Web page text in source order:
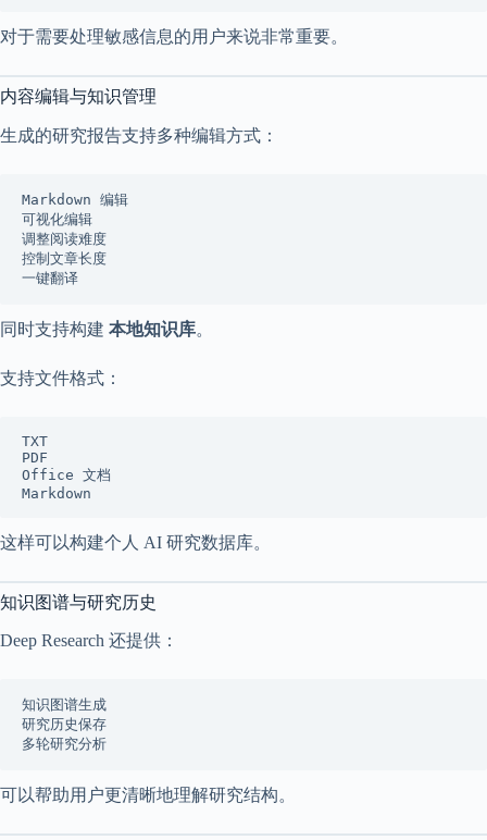
对于需要处理敏感信息的用户来说非常重要。
内容编辑与知识管理
生成的研究报告支持多种编辑方式：
Markdown 编辑
可视化编辑
调整阅读难度
控制文章长度
一键翻译
同时支持构建 本地知识库。
支持文件格式：
TXT
PDF
Office 文档
Markdown
这样可以构建个人 AI 研究数据库。
知识图谱与研究历史
Deep Research 还提供：
知识图谱生成
研究历史保存
多轮研究分析
可以帮助用户更清晰地理解研究结构。